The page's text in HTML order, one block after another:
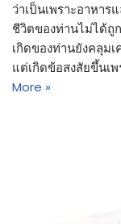
ว่าเป็นเพราะอาหาร
ชีวิตของท่านไม่ได้ถู
เกิดของท่านยังคลุม
แต่เกิดข้อสงสัยขึ้นเ
More »